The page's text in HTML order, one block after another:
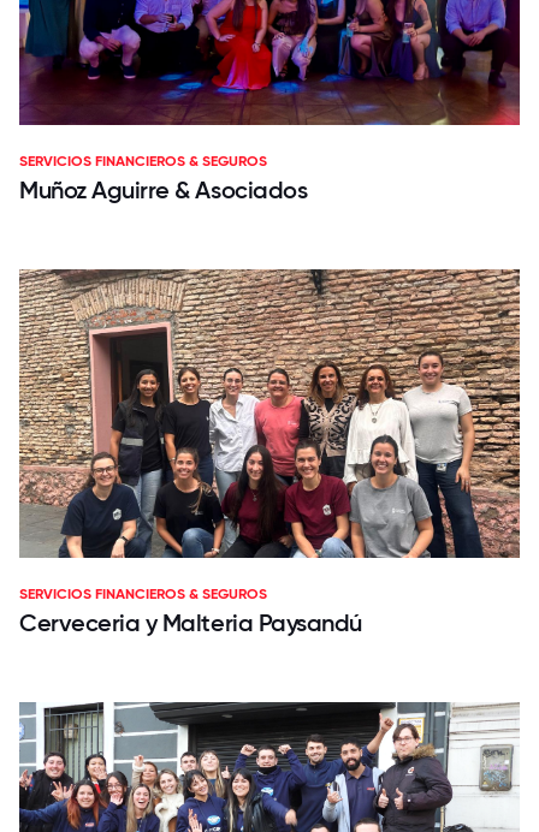
SERVICIOS FINANCIEROS & SEGUROS
Muñoz Aguirre & Asociados
SERVICIOS FINANCIEROS & SEGUROS
Cerveceria y Malteria Paysandú